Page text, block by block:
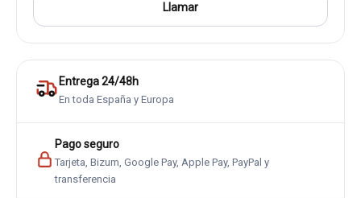
Llamar
Entrega 24/48h
En toda España y Europa
Pago seguro
Tarjeta, Bizum, Google Pay, Apple Pay, PayPal y
transferencia